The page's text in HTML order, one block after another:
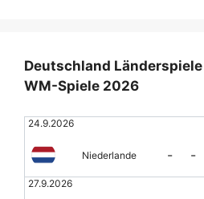
Deutschland
WM-Spiele 2026
24.9.2026
Niederlande - -
27.9.2026